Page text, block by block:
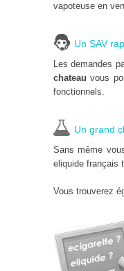
vapoteuse en
Un SAV
Les demandes
chateau vous
fonctionnels.
Un grand
Sans même
eliquide français
Vous trouverez